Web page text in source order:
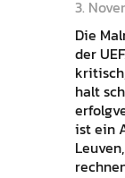
3.
Die
der
halt
ist ein